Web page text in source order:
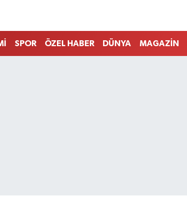
SPOR ÖZEL HABER DÜNYA MAGAZİN